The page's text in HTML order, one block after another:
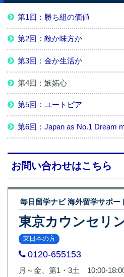
第1回：勝ち組の価値
第2回：敵か味方か
第3回：金か生活か
第4回：嫉妬心
第5回：ユートピア
第6回：Japan as No.1 Dream
お問い合わせはこちら
毎日留学ナビ 海外留学サポー
東京カウンセリ
東日本の方
0120-655153
月～金、第1・3土 10:00-